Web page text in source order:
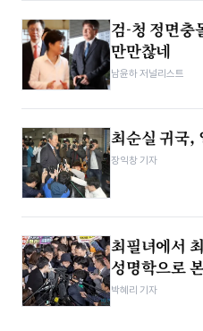
검-청 정면충
만만찮네
남윤하 저널리스트
최순실 귀국,
장익창 기자
최필녀에서
성명학으로
박혜리 기자